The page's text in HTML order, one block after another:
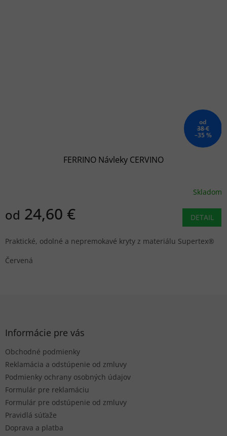
od
38 €
–35 %
FERRINO Návleky CERVINO
Skladom
od 24,60 € DETAIL
Praktické, odolné a nepremokavé kryty z materiálu Supertex®
Červená
Informácie pre vás
Obchodné podmienky
Reklamácia a odstúpenie od zmluvy
Podmienky ochrany osobných údajov
Formulár pre reklamáciu
Formulár pre odstúpenie od zmluvy
Pravidlá súťaže
Doprava a platba